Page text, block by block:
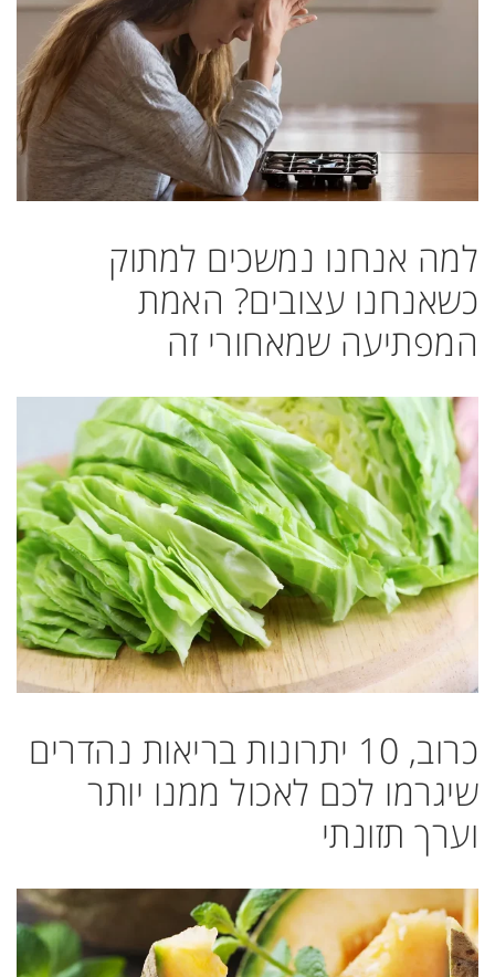
למה אנחנו נמשכים למתוק
כשאנחנו עצובים? האמת
המפתיעה שמאחורי זה
כרוב, 10 יתרונות בריאות נהדרים
שיגרמו לכם לאכול ממנו יותר
וערך תזונתי